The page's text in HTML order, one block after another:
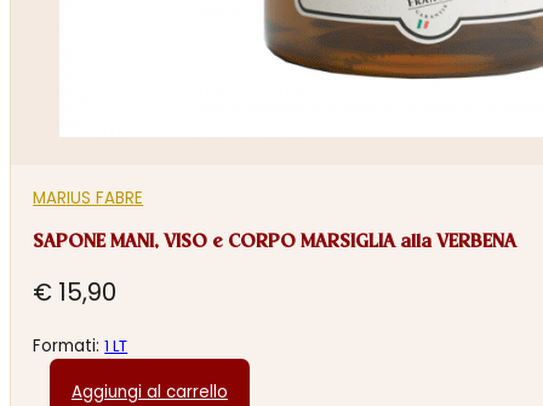
MARIUS FABRE
SAPONE MANI, VISO e CORPO MARSIGLIA alla VERBENA
€ 15,90
Formati:1 LT
Aggiungi al carrello